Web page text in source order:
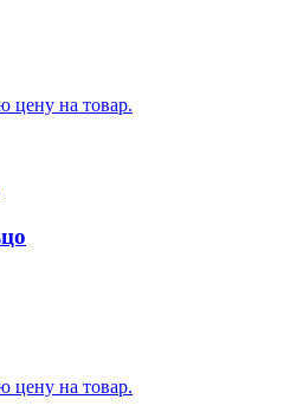
цену на товар.
цену на товар.